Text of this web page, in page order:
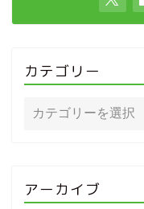
カテゴリー
アーカイブ